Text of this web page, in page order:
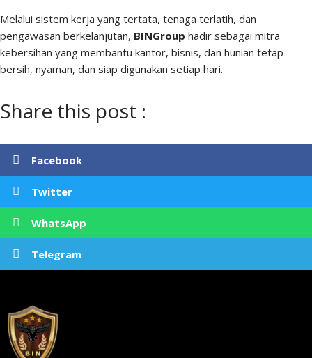
Melalui sistem kerja yang tertata, tenaga terlatih, dan
pengawasan berkelanjutan, BINGroup hadir sebagai mitra
kebersihan yang membantu kantor, bisnis, dan hunian tetap
bersih, nyaman, dan siap digunakan setiap hari.
Share this post :
Facebook
Twitter
WhatsApp
Telegram